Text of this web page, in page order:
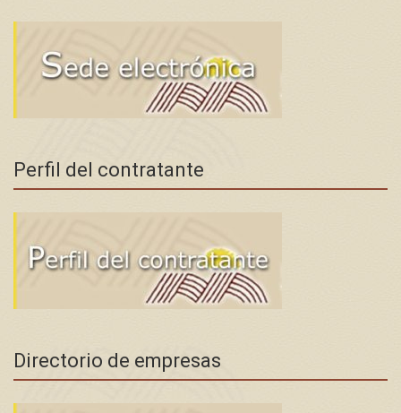
Perfil del contratante
Directorio de empresas